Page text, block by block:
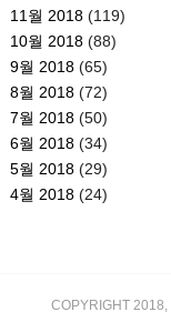
11월 2018(119)
10월 2018(88)
9월 2018(65)
8월 2018(72)
7월 2018(50)
6월 2018(34)
5월 2018(29)
4월 2018(24)
COPYRIGHT 2018,